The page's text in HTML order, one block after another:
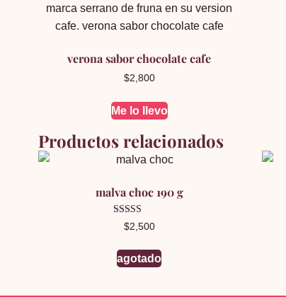
verona sabor chocolate cafe
$2,800
Me lo llevo
Productos relacionados
malva choc 190 g
Valorado en
5.00
$2,500
agotado